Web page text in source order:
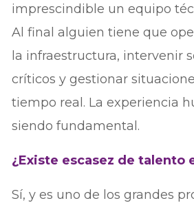
imprescindible un equipo
Al final alguien tiene que
la infraestructura, intervenir
críticos y gestionar
tiempo real. La experiencia
siendo fundamental.
¿Existe escasez de talento
Sí, y es uno de los grandes